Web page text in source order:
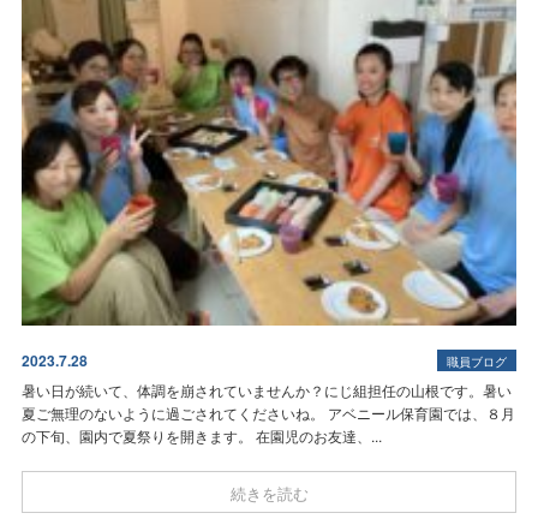
2023.7.28 職員ブログ
暑い日が続いて、体調を崩されていませんか？にじ組担任の山根です。暑い
夏ご無理のないように過ごされてくださいね。 アベニール保育園では、８月
の下旬、園内で夏祭りを開きます。 在園児のお友達、...
続きを読む